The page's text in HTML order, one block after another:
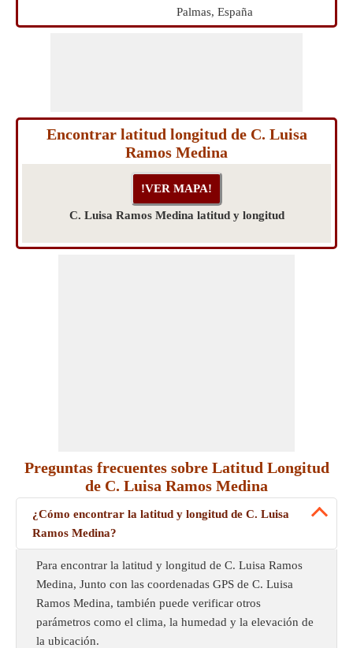
Palmas, España
Encontrar latitud longitud de C. Luisa
Ramos Medina
C. Luisa Ramos Medina latitud y longitud
Preguntas frecuentes sobre Latitud Longitud
de C. Luisa Ramos Medina
¿Cómo encontrar la latitud y longitud de C. Luisa
Ramos Medina?
Para encontrar la latitud y longitud de C. Luisa Ramos
Medina, Junto con las coordenadas GPS de C. Luisa
Ramos Medina, también puede verificar otros
parámetros como el clima, la humedad y la elevación de
la ubicación.